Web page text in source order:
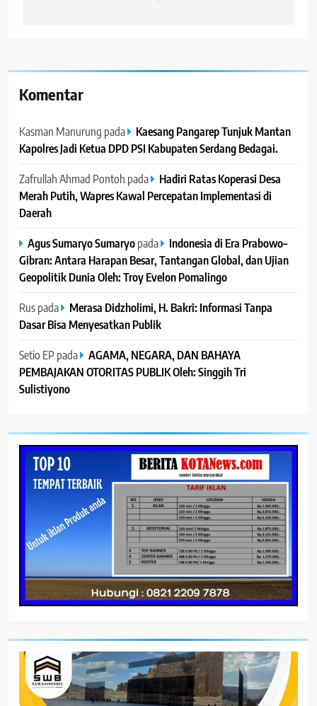
Komentar
Kasman Manurung pada
Kaesang Pangarep Tunjuk Mantan
Kapolres Jadi Ketua DPD PSI Kabupaten Serdang Bedagai. ‎ ‎
Zafrullah Ahmad Pontoh pada
Hadiri Ratas Koperasi Desa
Merah Putih, Wapres Kawal Percepatan Implementasi di
Daerah
Agus Sumaryo Sumaryopada
Indonesia di Era Prabowo–
Gibran: Antara Harapan Besar, Tantangan Global, dan Ujian
Geopolitik Dunia Oleh: Troy Evelon Pomalingo
Ruspada
Merasa Didzholimi, H. Bakri: Informasi Tanpa
Dasar Bisa Menyesatkan Publik
Setio EP pada
AGAMA, NEGARA, DAN BAHAYA
PEMBAJAKAN OTORITAS PUBLIK Oleh: Singgih Tri
Sulistiyono